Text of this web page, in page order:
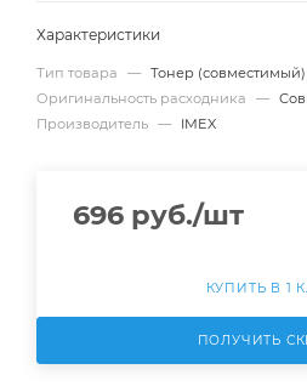
Характеристики
Тип товара — Тонер (совместимый)
Оригинальность расходника
—
Производитель — IMEX
696 руб./шт
КУПИТЬ В 1
ПОЛУЧИТЬ